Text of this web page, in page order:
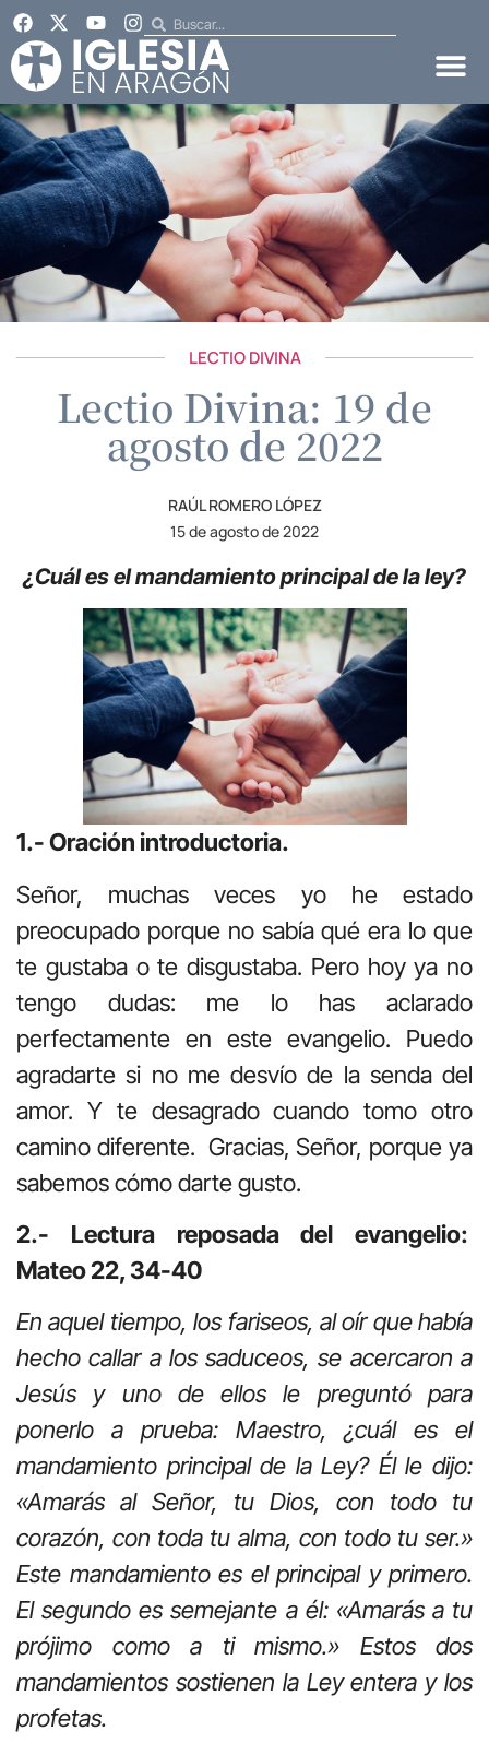
LECTIO DIVINA
Lectio Divina: 19 de
agosto de 2022
RAÚL ROMERO LÓPEZ
15 de agosto de 2022
¿Cuál es el mandamiento principal de la ley?
1.- Oración introductoria.
Señor, muchas veces yo he estado
preocupado porque no sabía qué era lo que
te gustaba o te disgustaba. Pero hoy ya no
tengo dudas: me lo has aclarado
perfectamente en este evangelio. Puedo
agradarte si no me desvío de la senda del
amor. Y te desagrado cuando tomo otro
camino diferente. Gracias, Señor, porque ya
sabemos cómo darte gusto.
2.- Lectura reposada del evangelio:
Mateo 22, 34-40
En aquel tiempo, los fariseos, al oír que había
hecho callar a los saduceos, se acercaron a
Jesús y uno de ellos le preguntó para
ponerlo a prueba: Maestro, ¿cuál es el
mandamiento principal de la Ley? Él le dijo:
«Amarás al Señor, tu Dios, con todo tu
corazón, con toda tu alma, con todo tu ser.»
Este mandamiento es el principal y primero.
El segundo es semejante a él: «Amarás a tu
prójimo como a ti mismo.» Estos dos
mandamientos sostienen la Ley entera y los
profetas.